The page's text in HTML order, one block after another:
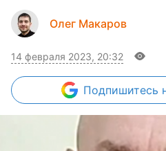
Олег Макаров
14 февраля 2023, 20:32
Подпишитесь